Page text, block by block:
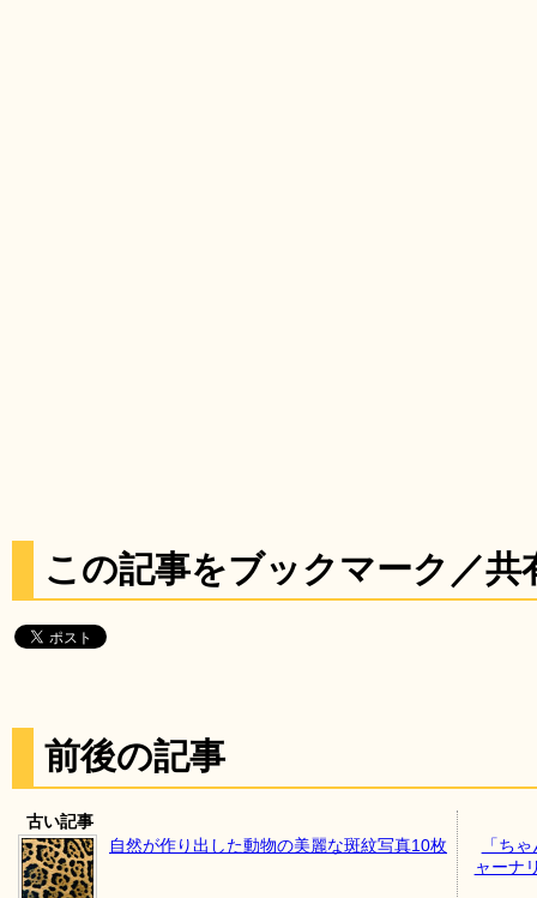
この記事をブックマーク／共
前後の記事
古い記事
自然が作り出した動物の美麗な斑紋写真10枚
「ち
ャーナ